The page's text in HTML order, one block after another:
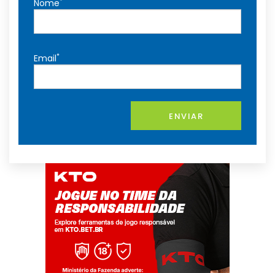
Nome
Email*
ENVIAR